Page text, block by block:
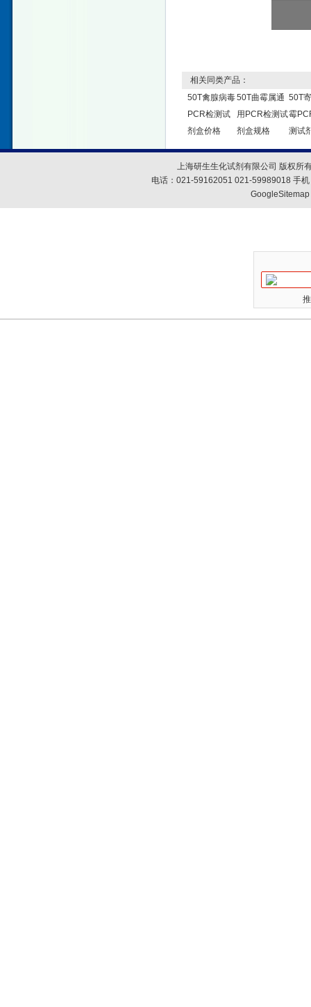
相关同类产品：
50T禽腺病毒
PCR检测试
剂盒价格
50T曲霉属通
用PCR检测试
剂盒规格
50T
霉
测试
上海研生生化试剂有限公司 版权所
电话：021-59162051 021-59989018 手
GoogleSitemap